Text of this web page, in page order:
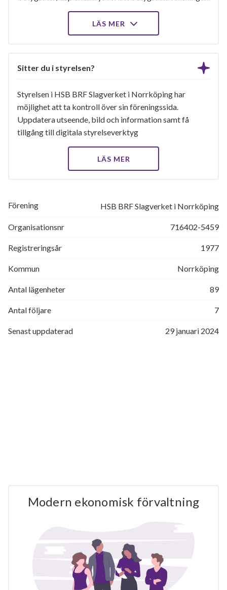
LÄS MER
Sitter du i styrelsen?
Styrelsen i HSB BRF Slagverket i Norrköping har
möjlighet att ta kontroll över sin föreningssida.
Uppdatera utseende, bild och information samt få
tillgång till digitala styrelseverktyg
LÄS MER
Förening HSB BRF Slagverket i Norrköping
Organisationsnr 716402-5459
Registreringsår 1977
Kommun Norrköping
Antal lägenheter 89
Antal följare 7
Senast uppdaterad 29 januari 2024
Modern ekonomisk förvaltning